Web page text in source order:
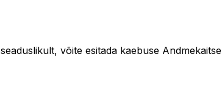
võite esitada kaebuse